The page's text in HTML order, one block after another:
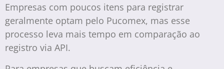
Empresas com poucos itens para registrar
geralmente optam pelo Pucomex, mas esse
processo leva mais tempo em comparação ao
registro via API.